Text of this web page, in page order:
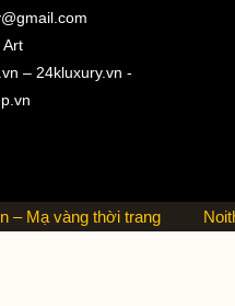
– 24kluxury.vn -
– Mạ vàng thời trang